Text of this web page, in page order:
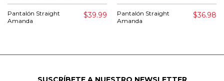
Pantalón Straight
Amanda
$39.99
Pantalón Straight
Amanda
$36.98